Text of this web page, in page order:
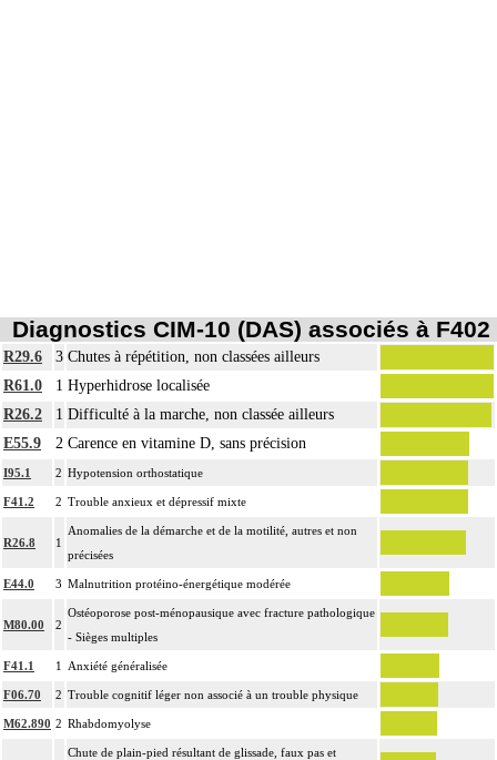
Diagnostics CIM-10 (DAS) associés à F402
R29.6 3 Chutes à répétition, non classées ailleurs
R61.0
1 Hyperhidrose localisée
R26.2
1 Difficulté à la marche, non classée ailleurs
E55.9
2 Carence en vitamine D, sans précision
I95.1 2 Hypotension orthostatique
F41.2 2 Trouble anxieux et dépressif mixte
R26.8 1
Anomalies de la démarche et de la motilité, autres et non
précisées
E44.0 3 Malnutrition protéino-énergétique modérée
M80.00 2
Ostéoporose post-ménopausique avec fracture pathologique
- Sièges multiples
F41.1 1 Anxiété généralisée
F06.70 2 Trouble cognitif léger non associé à un trouble physique
M62.890 2 Rhabdomyolyse
Chute de plain-pied résultant de glissade, faux pas et